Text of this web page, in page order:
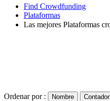
Find Crowdfunding
Plataformas
Ordenar por : Nombre Contador